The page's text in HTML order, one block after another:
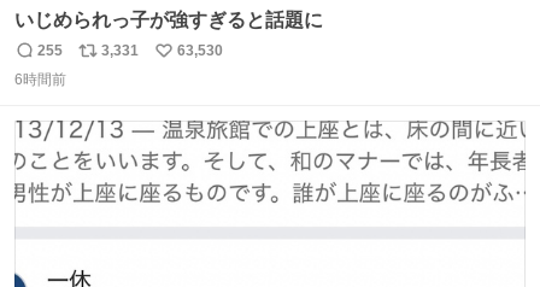
いじめられっ子が強すぎると話題に
返
信
255
リ
ト
数
3,331
い
数
63,530
6時間前